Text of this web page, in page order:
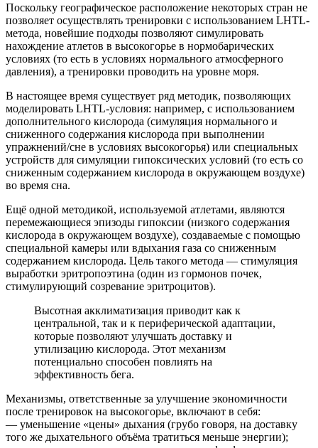
Поскольку географическое расположение некоторых стран не
позволяет осуществлять тренировки с использованием LHTL-
метода, новейшие подходы позволяют симулировать
нахождение атлетов в высокогорье в нормобарических
условиях (то есть в условиях нормального атмосферного
давления), а тренировки проводить на уровне моря.
В настоящее время существует ряд методик, позволяющих
моделировать LHTL-условия: например, с использованием
дополнительного кислорода (симуляция нормального и
сниженного содержания кислорода при выполнении
упражнений/сне в условиях высокогорья) или специальных
устройств для симуляции гипоксических условий (то есть со
сниженным содержанием кислорода в окружающем воздухе)
во время сна.
Ещё одной методикой, используемой атлетами, являются
перемежающиеся эпизоды гипоксии (низкого содержания
кислорода в окружающем воздухе), создаваемые с помощью
специальной камеры или вдыхания газа со сниженным
содержанием кислорода. Цель такого метода — стимуляция
выработки эритропоэтина (один из гормонов почек,
стимулирующий созревание эритроцитов).
Высотная акклиматизация приводит как к
центральной, так и к периферической адаптации,
которые позволяют улучшать доставку и
утилизацию кислорода. Этот механизм
потенциально способен повлиять на
эффективность бега.
Механизмы, ответственные за улучшение экономичности
после тренировок на высокогорье, включают в себя:
— уменьшение «цены» дыхания (грубо говоря, на доставку
того же дыхательного объёма тратиться меньше энергии);